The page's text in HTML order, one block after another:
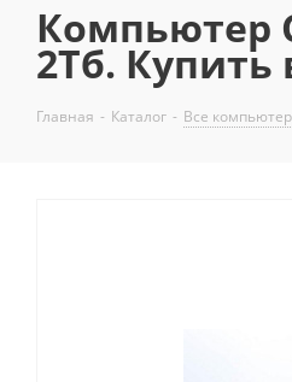
Компьютер
2Тб. Купить
Главная - Каталог - Все